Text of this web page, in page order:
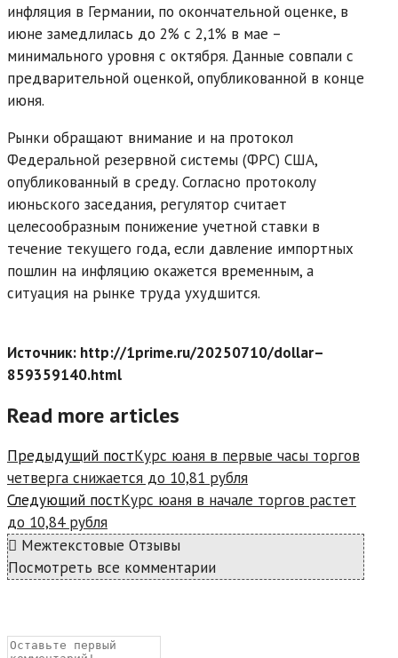
инфляция в Германии, по окончательной оценке, в
июне замедлилась до 2% с 2,1% в мае –
минимального уровня с октября. Данные совпали с
предварительной оценкой, опубликованной в конце
июня.
Рынки обращают внимание и на протокол
Федеральной резервной системы (ФРС) США,
опубликованный в среду. Согласно протоколу
июньского заседания, регулятор считает
целесообразным понижение учетной ставки в
течение текущего года, если давление импортных
пошлин на инфляцию окажется временным, а
ситуация на рынке труда ухудшится.
Источник: http://1prime.ru/20250710/dollar–
859359140.html
Read more articles
Предыдущий постКурс юаня в первые часы торгов
четверга снижается до 10,81 рубля
Следующий постКурс юаня в начале торгов растет
до 10,84 рубля
Межтекстовые Отзывы
Посмотреть все комментарии